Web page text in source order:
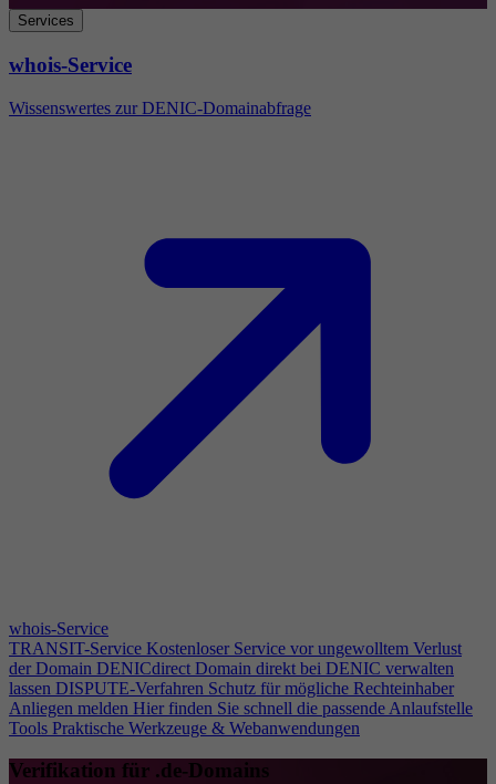
Services
whois-Service
Wissenswertes zur DENIC-Domainabfrage
whois-Service
TRANSIT-Service Kostenloser Service vor ungewolltem Verlust
der Domain DENICdirect Domain direkt bei DENIC verwalten
lassen DISPUTE-Verfahren Schutz für mögliche Rechteinhaber
Anliegen melden Hier finden Sie schnell die passende Anlaufstelle
Tools Praktische Werkzeuge & Webanwendungen
Verifikation für .de-Domains